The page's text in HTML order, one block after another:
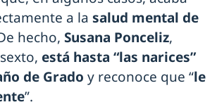
a la salud mental de
hecho, Susana Ponceliz,
está hasta “las narices”
de Grado y reconoce que “le
”.